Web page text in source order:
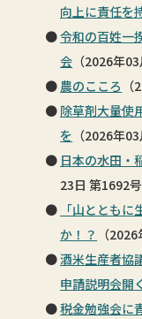
向上に責任を
令和の百姓一
会 （2026年
農のこころ
除草剤大量使
を （2026年
日本の水田・
23日 第1692号
「山ととも
か！？ （
酒米生産者
申請説明会開く
税金勉強会に